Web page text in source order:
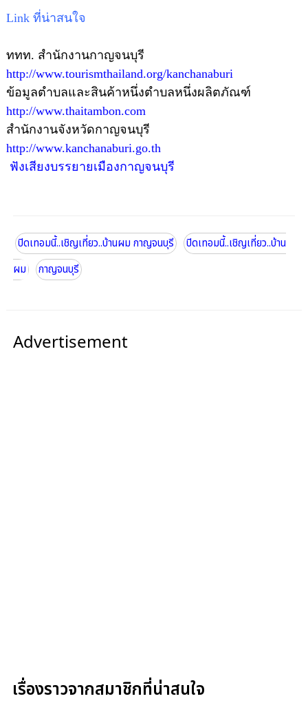
Link ที่น่าสนใจ
ททท. สำนักงานกาญจนบุรี
http://www.tourismthailand.org/kanchanaburi
ข้อมูลตำบลและสินค้าหนึ่งตำบลหนึ่งผลิตภัณฑ์
http://www.thaitambon.com
สำนักงานจังหวัดกาญจนบุรี
http://www.kanchanaburi.go.th
ฟังเสียงบรรยายเมืองกาญจนบุรี
ปิดเทอมนี้..เชิญเที่ยว..บ้านผม กาญจนบุรี
ปิดเทอมนี้..เชิญเที่ยว..บ้าน
ผม
กาญจนบุรี
Advertisement
เรื่องราวจากสมาชิกที่น่าสนใจ